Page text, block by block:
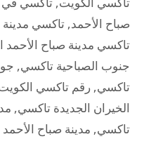
صباح الأحمد, تاكسي مدينة
تاكسي مدينة صباح الأحمد
جنوب الصباحية تاكسي,
تاكسي, رقم تاكسي
الخيران الجديدة تاكسي,
تاكسي, مدينة صباح